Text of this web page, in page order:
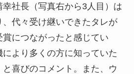
社長（写真右から3人目）は
、代々受け継いできたタレが
につながったと感じてい
より多くの方に知っていた
喜びのコメント。また、ウ